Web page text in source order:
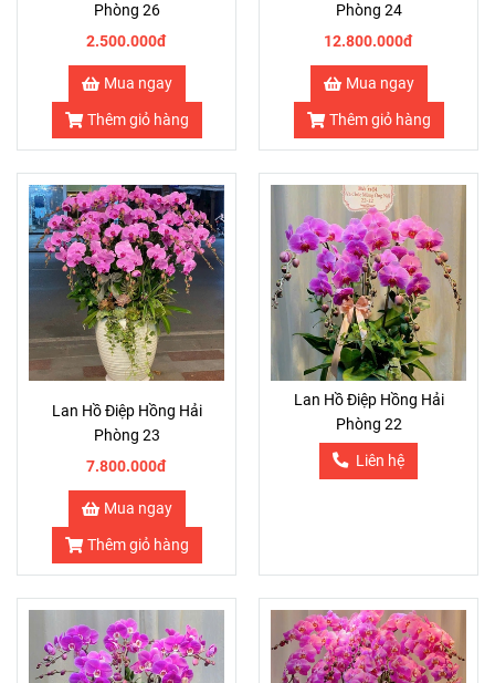
Phòng 26
2.500.000đ
Mua ngay
Thêm giỏ hàng
Phòng 24
12.800.000đ
Mua ngay
Thêm giỏ hàng
Lan Hồ Điệp Hồng Hải
Phòng 23
7.800.000đ
Mua ngay
Thêm giỏ hàng
Lan Hồ Điệp Hồng Hải
Phòng 22
Liên hệ